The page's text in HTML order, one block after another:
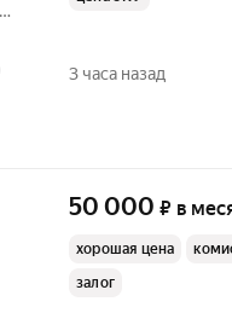
3 часа назад
50 000 ₽ в
хорошая цена
залог